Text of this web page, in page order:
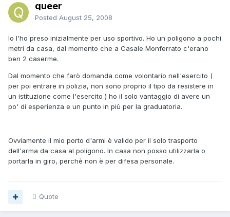
queer
Posted August 25, 2008
Io l'ho preso inizialmente per uso sportivo. Ho un poligono a pochi
metri da casa, dal momento che a Casale Monferrato c'erano
ben 2 caserme.
Dal momento che farò domanda come volontario nell'esercito (
per poi entrare in polizia, non sono proprio il tipo da resistere in
un istituzione come l'esercito ) ho il solo vantaggio di avere un
po' di esperienza e un punto in più per la graduatoria.
Ovviamente il mio porto d'armi è valido per il solo trasporto
dell'arma da casa al poligono. In casa non posso utilizzarla o
portarla in giro, perchè non è per difesa personale.
Quote